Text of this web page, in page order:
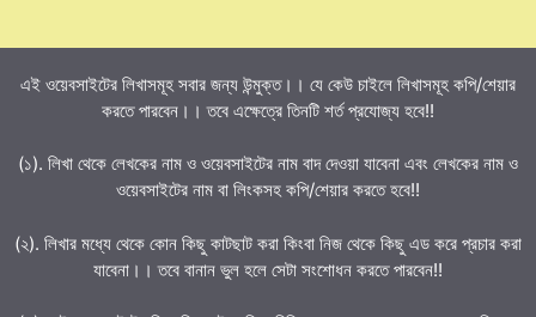
এই ওয়েবসাইটের লিখাসমূহ সবার জন্য উন্মুক্ত।। যে কেউ চাইলে লিখাসমূহ কপি/শেয়ার
করতে পারবেন।। তবে এক্ষেত্রে তিনটি শর্ত প্রযোজ্য হবে!!
(১). লিখা থেকে লেখকের নাম ও ওয়েবসাইটের নাম বাদ দেওয়া যাবেনা এবং লেখকের নাম ও
ওয়েবসাইটের নাম বা লিংকসহ কপি/শেয়ার করতে হবে!!
(২). লিখার মধ্যে থেকে কোন কিছু কাটছাট করা কিংবা নিজ থেকে কিছু এড করে প্রচার করা
যাবেনা।। তবে বানান ভুল হলে সেটা সংশোধন করতে পারবেন!!